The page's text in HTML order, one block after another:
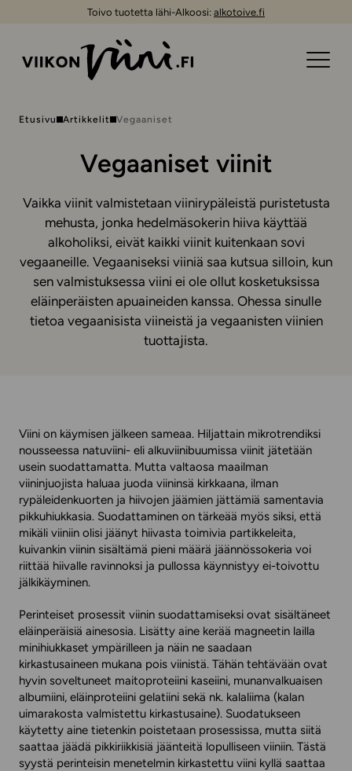
Toivo tuotetta lähi-Alkoosi: alkotoive.fi
Etusivu Artikkelit Vegaaniset
Vegaaniset viinit
Vaikka viinit valmistetaan viinirypäleistä puristetusta
mehusta, jonka hedelmäsokerin hiiva käyttää
alkoholiksi, eivät kaikki viinit kuitenkaan sovi
vegaaneille. Vegaaniseksi viiniä saa kutsua silloin, kun
sen valmistuksessa viini ei ole ollut kosketuksissa
eläinperäisten apuaineiden kanssa. Ohessa sinulle
tietoa vegaanisista viineistä ja vegaanisten viinien
tuottajista.
Viini on käymisen jälkeen sameaa. Hiljattain mikrotrendiksi
nousseessa natuviini- eli alkuviinibuumissa viinit jätetään
usein suodattamatta. Mutta valtaosa maailman
viininjuojista haluaa juoda viininsä kirkkaana, ilman
rypäleidenkuorten ja hiivojen jäämien jättämiä samentavia
pikkuhiukkasia. Suodattaminen on tärkeää myös siksi, että
mikäli viiniin olisi jäänyt hiivasta toimivia partikkeleita,
kuivankin viinin sisältämä pieni määrä jäännössokeria voi
riittää hiivalle ravinnoksi ja pullossa käynnistyy ei-toivottu
jälkikäyminen.
Perinteiset prosessit viinin suodattamiseksi ovat sisältäneet
eläinperäisiä ainesosia. Lisätty aine kerää magneetin lailla
minihiukkaset ympärilleen ja näin ne saadaan
kirkastusaineen mukana pois viinistä. Tähän tehtävään ovat
hyvin soveltuneet maitoproteiini kaseiini, munanvalkuaisen
albumiini, eläinproteiini gelatiini sekä nk. kalaliima (kalan
uimarakosta valmistettu kirkastusaine). Suodatukseen
käytetty aine tietenkin poistetaan prosessissa, mutta siitä
saattaa jäädä pikkiriikkisiä jäänteitä lopulliseen viiniin. Tästä
syystä perinteisin menetelmin kirkastettu viini kyllä saattaa